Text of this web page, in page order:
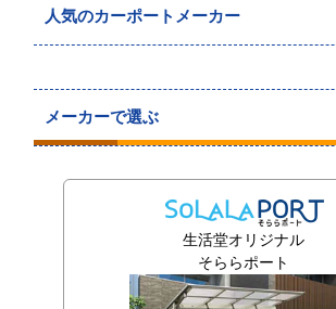
人気のカーポートメーカー
メーカーで選ぶ
生活堂オリジナル
そららポート